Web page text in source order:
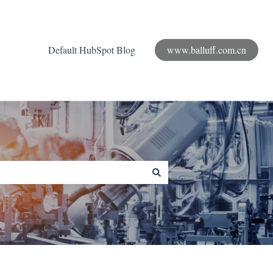
Default HubSpot Blog www.balluff.com.cn